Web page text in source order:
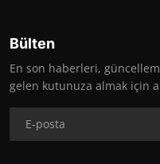
Bülten
En son haberleri,
gelen kutunuza almak için